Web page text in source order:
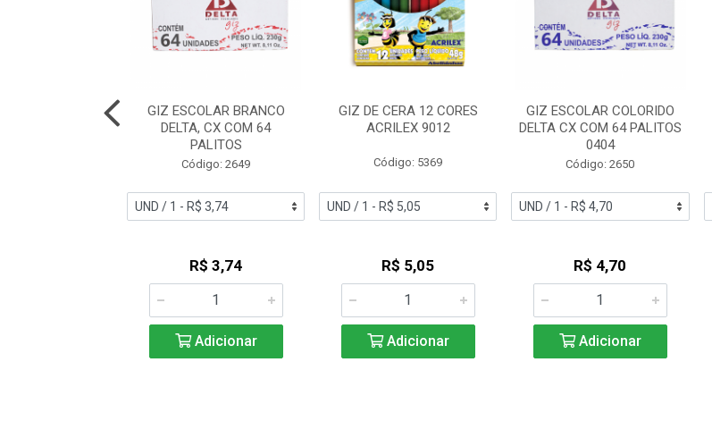
GIZ ESCOLAR BRANCO
DELTA, CX COM 64
PALITOS
Código: 2649
R$ 3,74
Adicionar
GIZ DE CERA 12 CORES
ACRILEX 9012
Código: 5369
R$ 5,05
Adicionar
GIZ ESCOLAR COLORIDO
DELTA CX COM 64 PALITOS
0404
Código: 2650
R$ 4,70
Adicionar